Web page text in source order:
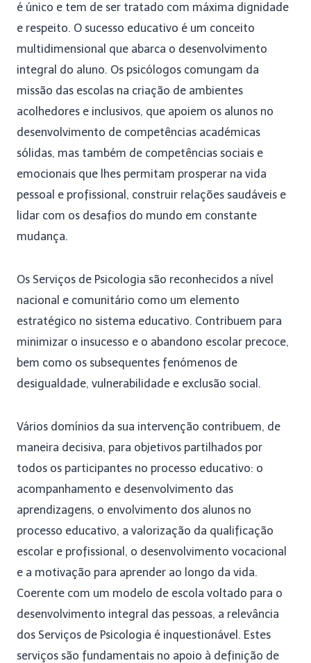
é único e tem de ser tratado com máxima dignidade
e respeito. O sucesso educativo é um conceito
multidimensional que abarca o desenvolvimento
integral do aluno. Os psicólogos comungam da
missão das escolas na criação de ambientes
acolhedores e inclusivos, que apoiem os alunos no
desenvolvimento de competências académicas
sólidas, mas também de competências sociais e
emocionais que lhes permitam prosperar na vida
pessoal e profissional, construir relações saudáveis e
lidar com os desafios do mundo em constante
mudança.
Os Serviços de Psicologia são reconhecidos a nível
nacional e comunitário como um elemento
estratégico no sistema educativo. Contribuem para
minimizar o insucesso e o abandono escolar precoce,
bem como os subsequentes fenómenos de
desigualdade, vulnerabilidade e exclusão social.
Vários domínios da sua intervenção contribuem, de
maneira decisiva, para objetivos partilhados por
todos os participantes no processo educativo: o
acompanhamento e desenvolvimento das
aprendizagens, o envolvimento dos alunos no
processo educativo, a valorização da qualificação
escolar e profissional, o desenvolvimento vocacional
e a motivação para aprender ao longo da vida.
Coerente com um modelo de escola voltado para o
desenvolvimento integral das pessoas, a relevância
dos Serviços de Psicologia é inquestionável. Estes
serviços são fundamentais no apoio à definição de